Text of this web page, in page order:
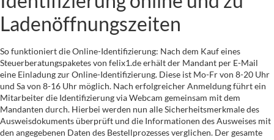
Ladenöffnungszeiten
So funktioniert die Online-Identifizierung: Nach dem Kauf eines
Steuerberatungspaketes von felix1.de erhält der Mandant per E-Mail
eine Einladung zur Online-Identifizierung. Diese ist Mo-Fr von 8-20 Uhr
und Sa von 8-16 Uhr möglich. Nach erfolgreicher Anmeldung führt ein
Mitarbeiter die Identifizierung via Webcam gemeinsam mit dem
Mandanten durch. Hierbei werden nun alle Sicherheitsmerkmale des
Ausweisdokuments überprüft und die Informationen des Ausweises mit
den angegebenen Daten des Bestellprozesses verglichen. Der gesamte